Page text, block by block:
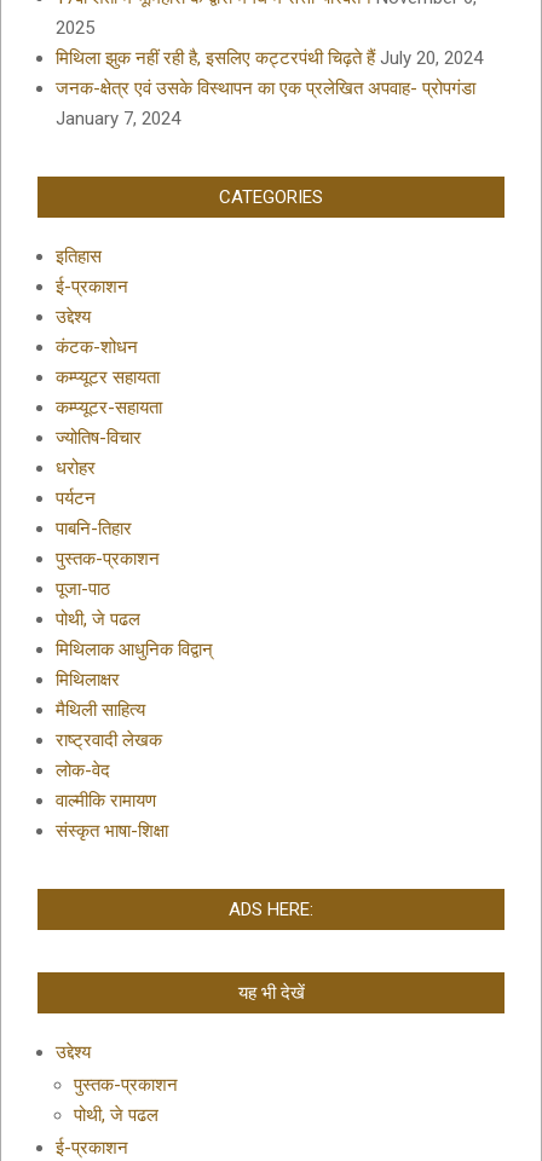
2025
मिथिला झुक नहीं रही है, इसलिए कट्टरपंथी चिढ़ते हैं July 20, 2024
जनक-क्षेत्र एवं उसके विस्थापन का एक प्रलेखित अपवाह- प्रोपगंडा
January 7, 2024
CATEGORIES
इतिहास
ई-प्रकाशन
उद्देश्य
कंटक-शोधन
कम्प्यूटर सहायता
कम्प्यूटर-सहायता
ज्योतिष-विचार
धरोहर
पर्यटन
पाबनि-तिहार
पुस्तक-प्रकाशन
पूजा-पाठ
पोथी, जे पढल
मिथिलाक आधुनिक विद्वान्
मिथिलाक्षर
मैथिली साहित्य
राष्ट्रवादी लेखक
लोक-वेद
वाल्मीकि रामायण
संस्कृत भाषा-शिक्षा
ADS HERE:
यह भी देखें
उद्देश्य
पुस्तक-प्रकाशन
पोथी, जे पढल
ई-प्रकाशन